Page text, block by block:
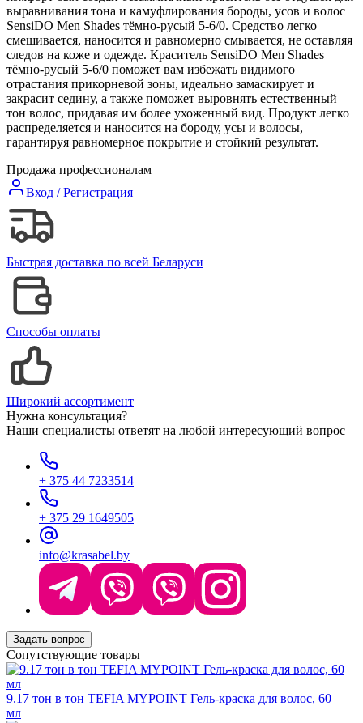
выравнивания тона и камуфлирования бороды, усов и волос
SensiDO Men Shades тёмно-русый 5-6/0. Средство легко
смешивается, наносится и равномерно смывается, не оставляя
следов на коже и одежде. Краситель SensiDO Men Shades
тёмно-русый 5-6/0 поможет вам избежать видимого
отрастания прикорневой зоны, идеально замаскирует и
закрасит седину, а также поможет выровнять естественный
тон волос, придавая им более ухоженный вид. Продукт легко
распределяется и наносится на бороду, усы и волосы,
гарантируя равномерное покрытие и стойкий результат.
Продажа профессионалам
Вход / Регистрация
Быстрая доставка по всей Беларуси
Способы оплаты
Широкий ассортимент
Нужна консультация?
Наши специалисты ответят на любой интересующий вопрос
+ 375 44 7233514
+ 375 29 1649505
info@krasabel.by
Задать вопрос
Сопутствующие товары
9.17 тон в тон TEFIA MYPOINT Гель-краска для волос, 60
мл